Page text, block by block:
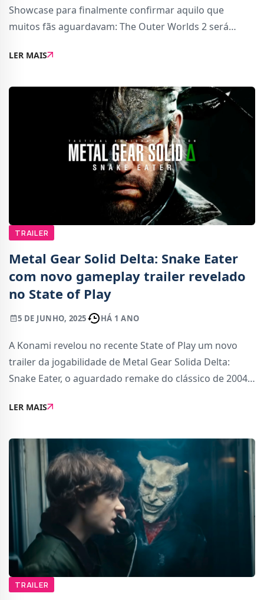
Showcase para finalmente confirmar aquilo que
muitos fãs aguardavam: The Outer Worlds 2 será
PC e PS5, com lançamento no Game Pass no próprio
LER MAIS
TRAILER
Metal Gear Solid Delta: Snake Eater
com novo gameplay trailer revelado
no State of Play
5 DE JUNHO, 2025 HÁ 1 ANO
A Konami revelou no recente State of Play um novo
trailer da jogabilidade de Metal Gear Solida Delta:
Snake Eater, o aguardado remake do clássico de 2004
agosto de 2025.O remake recupera todos os elemen
LER MAIS
TRAILER